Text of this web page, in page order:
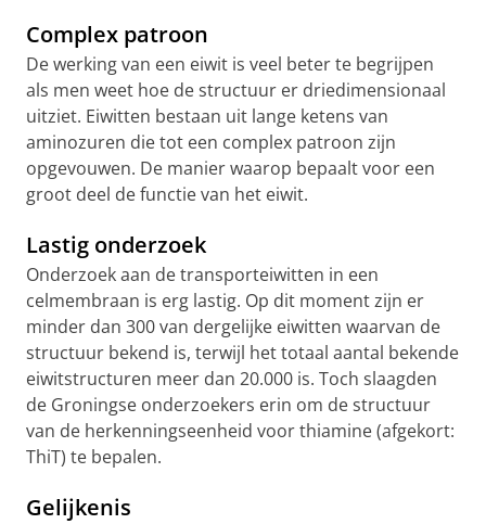
Complex patroon
De werking van een eiwit is veel beter te begrijpen
als men weet hoe de structuur er driedimensionaal
uitziet. Eiwitten bestaan uit lange ketens van
aminozuren die tot een complex patroon zijn
opgevouwen. De manier waarop bepaalt voor een
groot deel de functie van het eiwit.
Lastig onderzoek
Onderzoek aan de transporteiwitten in een
celmembraan is erg lastig. Op dit moment zijn er
minder dan 300 van dergelijke eiwitten waarvan de
structuur bekend is, terwijl het totaal aantal bekende
eiwitstructuren meer dan 20.000 is. Toch slaagden
de Groningse onderzoekers erin om de structuur
van de herkenningseenheid voor thiamine (afgekort:
ThiT) te bepalen.
Gelijkenis